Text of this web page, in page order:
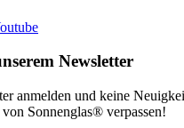
Newsletter
anmelden und keine
Sonnenglas® verpassen!